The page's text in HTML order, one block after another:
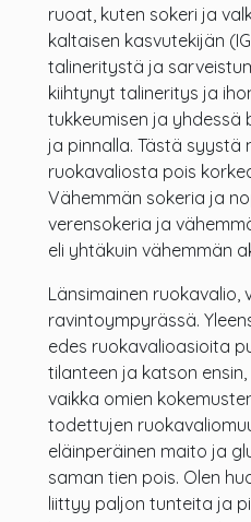
ruoat, kuten sokeri ja
kaltaisen kasvutekijän
talineritystä ja
kiihtynyt talineritys ja
tukkeumisen ja yhdessä
ja pinnalla. Tästä syystä
ruokavaliosta pois
Vähemmän sokeria ja
verensokeria ja
eli yhtäkuin vähemmän
Länsimainen
ravintoympyrässä.
edes ruokavalioasioita
tilanteen ja katson
vaikka omien
todettujen
eläinperäinen maito ja
saman tien pois. Olen
liittyy paljon tunteita ja